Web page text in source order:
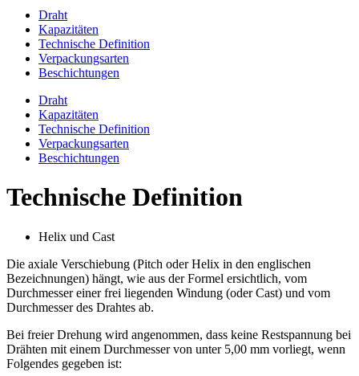
Draht
Kapazitäten
Technische Definition
Verpackungsarten
Beschichtungen
Draht
Kapazitäten
Technische Definition
Verpackungsarten
Beschichtungen
Technische Definition
Helix und Cast
Die axiale Verschiebung (Pitch oder Helix in den englischen
Bezeichnungen) hängt, wie aus der Formel ersichtlich, vom
Durchmesser einer frei liegenden Windung (oder Cast) und vom
Durchmesser des Drahtes ab.
Bei freier Drehung wird angenommen, dass keine Restspannung bei
Drähten mit einem Durchmesser von unter 5,00 mm vorliegt, wenn
Folgendes gegeben ist: